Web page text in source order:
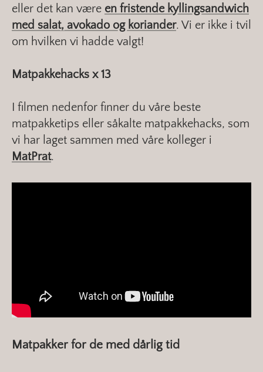
eller det kan være en fristende kyllingsandwich
med salat, avokado og koriander. Vi er ikke i tvil
om hvilken vi hadde valgt!
Matpakkehacks x 13
I filmen nedenfor finner du våre beste
matpakketips eller såkalte matpakkehacks, som
vi har laget sammen med våre kolleger i
MatPrat.
Matpakker for de med dårlig tid